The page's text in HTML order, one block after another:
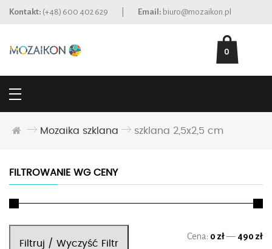
Kontakt: (+48) 600 402 629 Email: biuro@mozaikon.pl
0
Mozaika szklana szklana 2,5x2,5 cm
FILTROWANIE WG CENY
Filtruj / Wyczyść Filtr
Cena: 0 zł— 490 zł